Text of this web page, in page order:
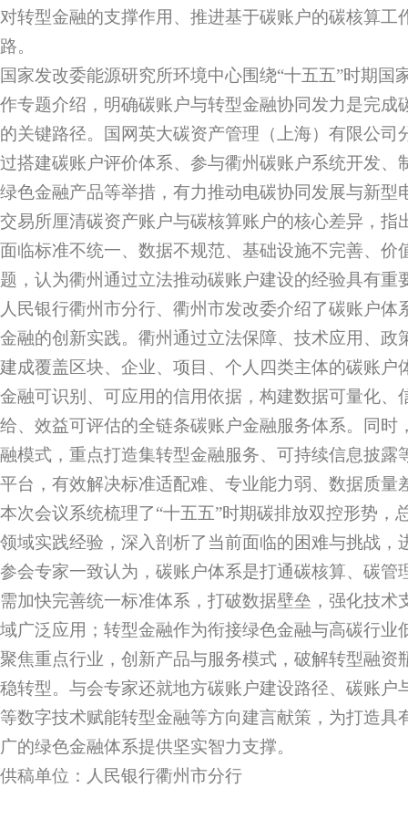
对转型金融的支撑作用、推进基于碳账户的碳核算工
路。
国家发改委能源研究所环境中心围绕“十五五”时期国
作专题介绍，明确碳账户与转型金融协同发力是完成
的关键路径。国网英大碳资产管理（上海）有限公司
过搭建碳账户评价体系、参与衢州碳账户系统开发、
绿色金融产品等举措，有力推动电碳协同发展与新型
交易所厘清碳资产账户与碳核算账户的核心差异，指
面临标准不统一、数据不规范、基础设施不完善、价
题，认为衢州通过立法推动碳账户建设的经验具有重
人民银行衢州市分行、衢州市发改委介绍了碳账户体
金融的创新实践。衢州通过立法保障、技术应用、政
建成覆盖区块、企业、项目、个人四类主体的碳账户
金融可识别、可应用的信用依据，构建数据可量化、
给、效益可评估的全链条碳账户金融服务体系。同时
融模式，重点打造集转型金融服务、可持续信息披露
平台，有效解决标准适配难、专业能力弱、数据质量
本次会议系统梳理了“十五五”时期碳排放双控形势，
领域实践经验，深入剖析了当前面临的困难与挑战，
参会专家一致认为，碳账户体系是打通碳核算、碳管
需加快完善统一标准体系，打破数据壁垒，强化技术
域广泛应用；转型金融作为衔接绿色金融与高碳行业
聚焦重点行业，创新产品与服务模式，破解转型融资
稳转型。与会专家还就地方碳账户建设路径、碳账户
等数字技术赋能转型金融等方向建言献策，为打造具
广的绿色金融体系提供坚实智力支撑。
供稿单位：人民银行衢州市分行